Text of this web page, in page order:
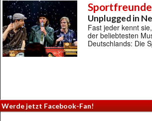
Unplugged in
Fast jeder kennt
der beliebtesten
Deutschlands: Die
Werde jetzt Facebook-Fan!